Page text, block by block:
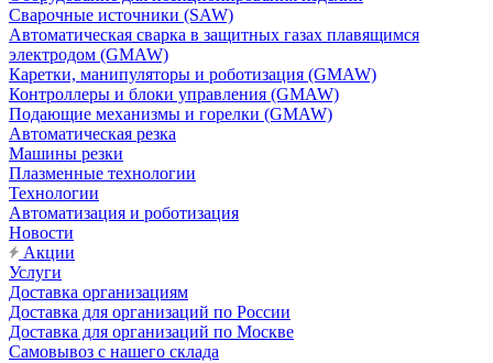
Сварочные источники (SAW)
Автоматическая сварка в защитных газах плавящимся
электродом (GMAW)
Каретки, манипуляторы и роботизация (GMAW)
Контроллеры и блоки управления (GMAW)
Подающие механизмы и горелки (GMAW)
Автоматическая резка
Машины резки
Плазменные технологии
Технологии
Автоматизация и роботизация
Новости
Акции
Услуги
Доставка организациям
Доставка для организаций по России
Доставка для организаций по Москве
Самовывоз с нашего склада